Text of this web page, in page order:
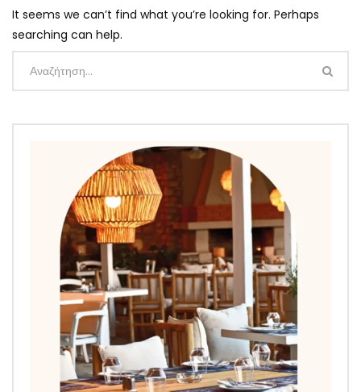
It seems we can’t find what you’re looking for. Perhaps
searching can help.